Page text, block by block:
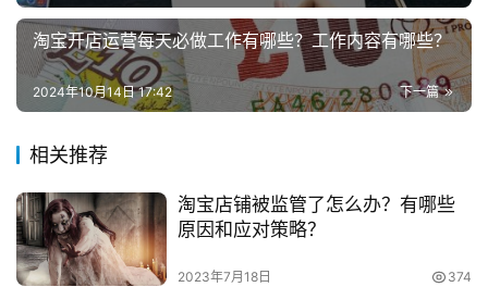
兼
职
项
目
商
创
业
投稿
如何缴纳保证金呢?
1.首先是登录淘宝网，不必理会繁杂的页面，直接
字的下方有一行小字。消保服务的第一栏蓝色字体的就是保
额为零元，点击长那两个字，下面就正式进入了，保证金的
交纳过程。
淘宝开店运营每天必做工作有哪些？工作内容有哪些？
下一篇
2024年10月14日 17:42
相关推荐
淘宝店铺被监管了怎么办？有哪些
原因和应对策略？
2023年7月18日 374